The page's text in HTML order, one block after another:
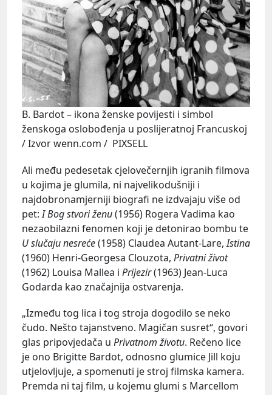
B. Bardot – ikona ženske povijesti i simbol
ženskoga oslobođenja u poslijeratnoj Francuskoj
/ Izvor wenn.com / PIXSELL
Ali među pedesetak cjelovečernjih igranih filmova
u kojima je glumila, ni najvelikodušniji i
najdobronamjerniji biografi ne izdvajaju više od
pet:I Bog stvori ženu(1956) Rogera Vadima kao
nezaobilazni fenomen koji je detonirao bombu te
U slučaju nesreće(1958) Claudea Autant-Lare,Istina
(1960) Henri-Georgesa Clouzota, Privatni život
(1962) Louisa Mallea i Prijezir(1963) Jean-Luca
Godarda kao značajnija ostvarenja.
„Između tog lica i tog stroja dogodilo se neko
čudo. Nešto tajanstveno. Magičan susret“, govori
glas pripovjedača u Privatnom životu. Rečeno lice
je ono Brigitte Bardot, odnosno glumice Jill koju
utjelovljuje, a spomenuti je stroj filmska kamera.
Premda ni taj film, u kojemu glumi s Marcellom